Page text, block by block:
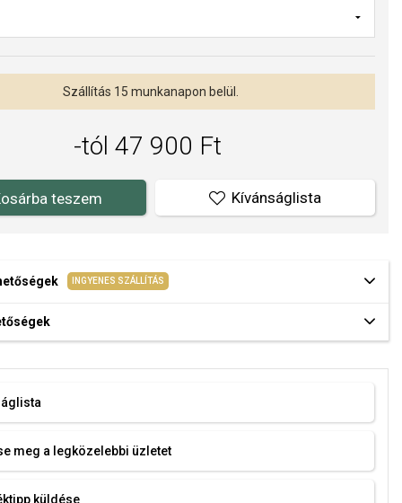
Szállítás 15 munkanapon belül.
-tól 47 900 Ft
teszem Kívánságlista
INGYENES SZÁLLÍTÁS
meg a legközelebbi üzletet
küldése